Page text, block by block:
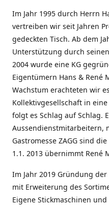
Im Jahr 1995 durch Herrn
vertreiben wir seit Jahren
gedeckten Tisch. Ab dem
Unterstützung durch
2004 wurde eine KG
Eigentümern Hans & René
Wachstum erachteten wir
Kollektivgesellschaft in
folgt es Schlag auf Schlag.
Gastromesse ZAGG sind
1.1. 2013 übernimmt René
Im Jahr 2019 Gründung
mit Erweiterung des
Eigene Stickmaschinen